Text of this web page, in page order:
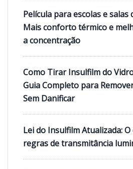
Película para escolas e salas
Mais conforto térmico e
a concentração
Como Tirar Insulfilm do
Guia Completo para
Sem Danificar
Lei do Insulfilm Atualizada:
regras de transmitância